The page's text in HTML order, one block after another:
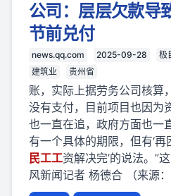
公司：层层欠款导
节前兑付
news.qq.com 2025-09-28 极
建筑业
贵州省
账，实际上据劳务公司核算
没有支付，目前项目也因为
也一直在追，政府方面也一
有一个具体的期限，但有‘
民工工资解决完’的说法。”
风新闻记者 杨德合 （来源